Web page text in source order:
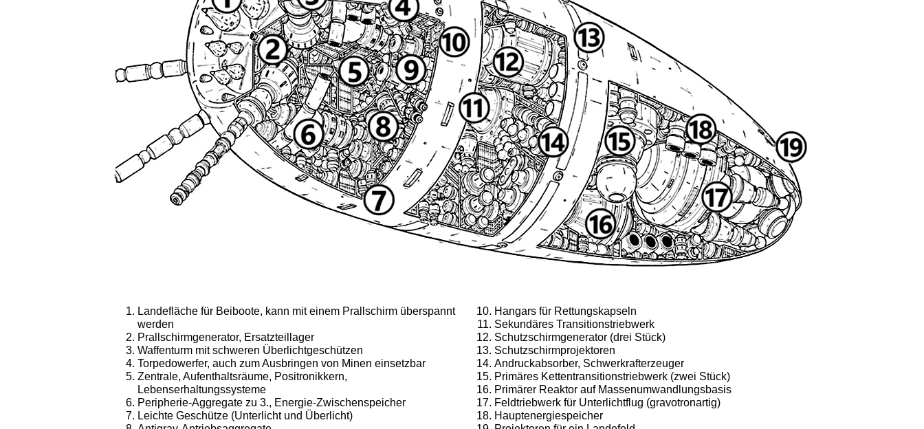
Landefläche für Beiboote, kann mit einem Prallschirm überspannt
werden
Prallschirmgenerator, Ersatzteillager
Waffenturm mit schweren Überlichtgeschützen
Torpedowerfer, auch zum Ausbringen von Minen einsetzbar
Zentrale, Aufenthaltsräume, Positronikkern,
Lebenserhaltungssysteme
Peripherie-Aggregate zu 3., Energie-Zwischenspeicher
Leichte Geschütze (Unterlicht und Überlicht)
Hangars für Rettungskapseln
Sekundäres Transitionstriebwerk
Schutzschirmgenerator (drei Stück)
Schutzschirmprojektoren
Andruckabsorber, Schwerkrafterzeuger
Primäres Kettentransitionstriebwerk (zwei Stück)
Primärer Reaktor auf Massenumwandlungsbasis
Feldtriebwerk für Unterlichtflug (gravotronartig)
Hauptenergiespeicher